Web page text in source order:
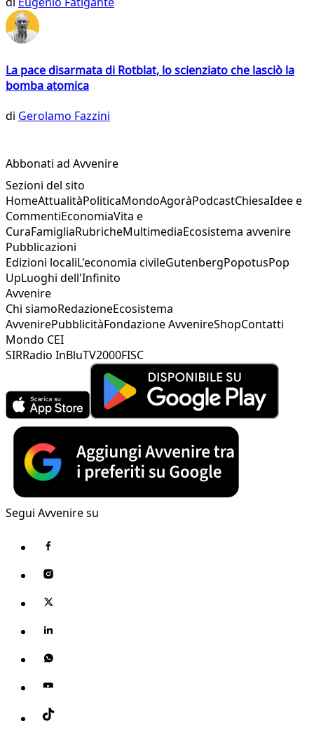
La pace disarmata di Rotblat, lo scienziato che lasciò la
bomba atomica
di Gerolamo Fazzini
Abbonati ad Avvenire
Sezioni del sito
HomeAttualitàPoliticaMondoAgoràPodcastChiesaIdee e
CommentiEconomiaVita e
CuraFamigliaRubricheMultimediaEcosistema avvenire
Pubblicazioni
Edizioni localiL'economia civileGutenbergPopotusPop
UpLuoghi dell'Infinito
Avvenire
Chi siamoRedazioneEcosistema
AvvenirePubblicitàFondazione AvvenireShopContatti
Mondo CEI
SIRRadio InBluTV2000FISC
Segui Avvenire su